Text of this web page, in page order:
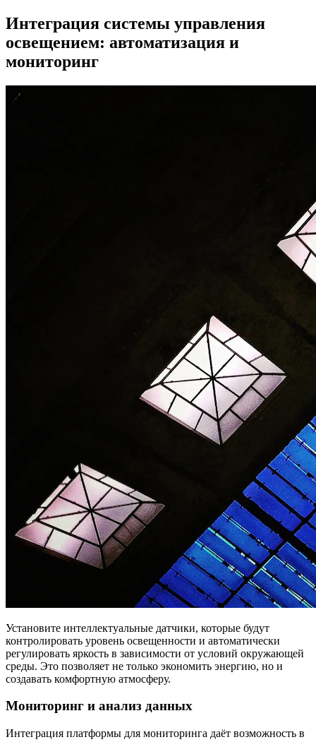
Интеграция системы управления
освещением: автоматизация и
мониторинг
Установите интеллектуальные датчики, которые будут
контролировать уровень освещенности и автоматически
регулировать яркость в зависимости от условий окружающей
среды. Это позволяет не только экономить энергию, но и
создавать комфортную атмосферу.
Мониторинг и анализ данных
Интеграция платформы для мониторинга даёт возможность в